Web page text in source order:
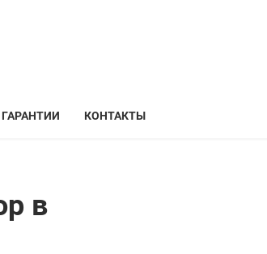
ГАРАНТИИ КОНТАКТЫ
в